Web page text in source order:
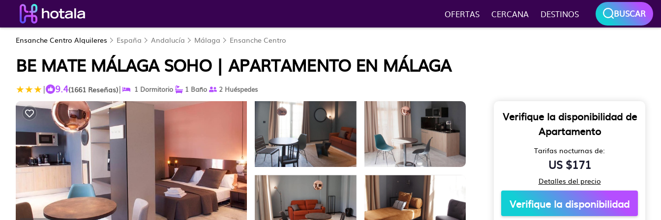
OFERTAS CERCANA DESTINOS BUSCAR
Ensanche Centro Alquileres España Andalucía Málaga Ensanche Centro
BE MATE MÁLAGA SOHO | APARTAMENTO EN MÁLAGA
| 9.4(1661 Reseñas)| 1 Dormitorio 1 Baño 2 Huéspedes
Verifique la disponibilidad de
Apartamento
Tarifas nocturnas de:
US $171
Detalles del precio
Verifique la disponibilidad